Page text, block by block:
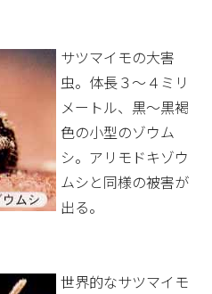
サツマイモの大害
虫。体長３～４ミリ
メートル、黒～黒褐
色の小型のゾウム
シ。アリモドキゾウ
ムシと同様の被害が
出る。
世界的なサツマイモ